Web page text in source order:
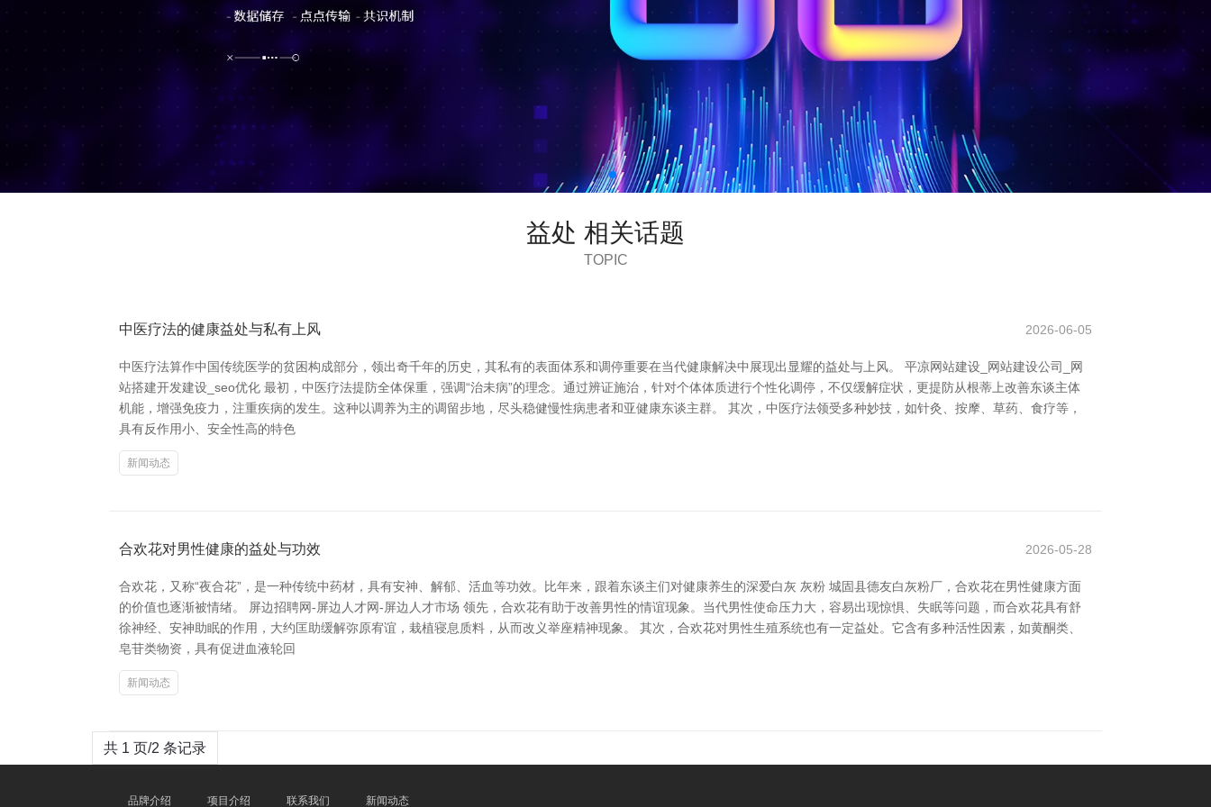
益处 相关话题
TOPIC
中医疗法的健康益处与私有上风 2026-06-05
中医疗法算作中国传统医学的贫困构成部分，领出奇千年的历史，其私有的表面体系和调停重要在当代健康解决中展现出显耀的益处与上风。 平凉网站建设_网站建设公司_网
站搭建开发建设_seo优化 最初，中医疗法提防全体保重，强调“治未病”的理念。通过辨证施治，针对个体体质进行个性化调停，不仅缓解症状，更提防从根蒂上改善东谈主体
机能，增强免疫力，注重疾病的发生。这种以调养为主的调留步地，尽头稳健慢性病患者和亚健康东谈主群。 其次，中医疗法领受多种妙技，如针灸、按摩、草药、食疗等，
具有反作用小、安全性高的特色
新闻动态
合欢花对男性健康的益处与功效 2026-05-28
合欢花，又称“夜合花”，是一种传统中药材，具有安神、解郁、活血等功效。比年来，跟着东谈主们对健康养生的深爱白灰 灰粉 城固县德友白灰粉厂，合欢花在男性健康方面
的价值也逐渐被情绪。 屏边招聘网-屏边人才网-屏边人才市场 领先，合欢花有助于改善男性的情谊现象。当代男性使命压力大，容易出现惊惧、失眠等问题，而合欢花具有舒
徐神经、安神助眠的作用，大约匡助缓解弥原宥谊，栽植寝息质料，从而改义举座精神现象。 其次，合欢花对男性生殖系统也有一定益处。它含有多种活性因素，如黄酮类、
皂苷类物资，具有促进血液轮回
新闻动态
共 1 页/2 条记录
品牌介绍 项目介绍 联系我们 新闻动态